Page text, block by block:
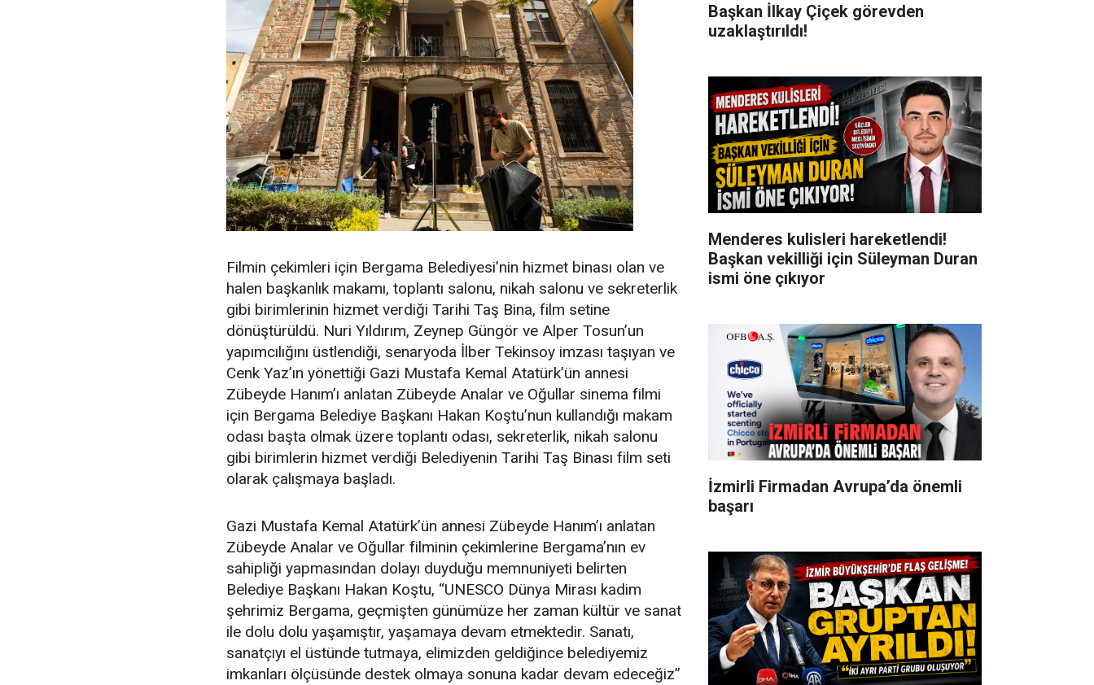
Filmin çekimleri için Bergama Belediyesi’nin hizmet binası olan ve
halen başkanlık makamı, toplantı salonu, nikah salonu ve sekreterlik
gibi birimlerinin hizmet verdiği Tarihi Taş Bina, film setine
dönüştürüldü. Nuri Yıldırım, Zeynep Güngör ve Alper Tosun’un
yapımcılığını üstlendiği, senaryoda İlber Tekinsoy imzası taşıyan ve
Cenk Yaz’ın yönettiği Gazi Mustafa Kemal Atatürk’ün annesi
Zübeyde Hanım’ı anlatan Zübeyde Analar ve Oğullar sinema filmi
için Bergama Belediye Başkanı Hakan Koştu’nun kullandığı makam
odası başta olmak üzere toplantı odası, sekreterlik, nikah salonu
gibi birimlerin hizmet verdiği Belediyenin Tarihi Taş Binası film seti
olarak çalışmaya başladı.
Gazi Mustafa Kemal Atatürk’ün annesi Zübeyde Hanım’ı anlatan
Zübeyde Analar ve Oğullar filminin çekimlerine Bergama’nın ev
sahipliği yapmasından dolayı duyduğu memnuniyeti belirten
Belediye Başkanı Hakan Koştu, “UNESCO Dünya Mirası kadim
şehrimiz Bergama, geçmişten günümüze her zaman kültür ve sanat
ile dolu dolu yaşamıştır, yaşamaya devam etmektedir. Sanatı,
sanatçıyı el üstünde tutmaya, elimizden geldiğince belediyemiz
imkanları ölçüsünde destek olmaya sonuna kadar devam edeceğiz”
Başkan İlkay Çiçek görevden
uzaklaştırıldı!
Menderes kulisleri hareketlendi!
Başkan vekilliği için Süleyman Duran
ismi öne çıkıyor
İzmirli Firmadan Avrupa’da önemli
başarı